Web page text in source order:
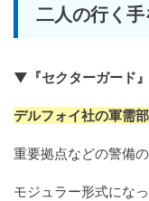
二人の行く手
▼『セクターガード』
デルフォイ社の軍需
重要拠点などの警備
モジュラー形式にな